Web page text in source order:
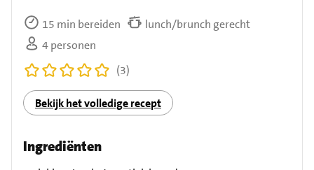
15 min bereiden
lunch/brunch gerecht
4 personen
(3)
Bekijk het volledige recept
Ingrediënten